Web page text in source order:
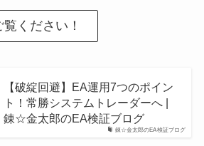
ください！
錬☆金太郎のEA検証ブログ
【破綻回避】EA運用7つのポイン
ト！常勝システムトレーダーへ |
錬☆金太郎のEA検証ブログ